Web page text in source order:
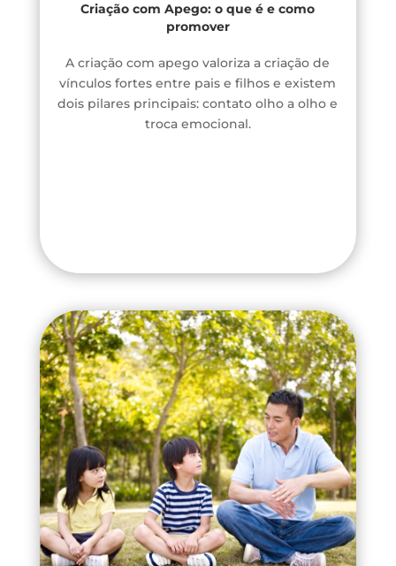
Criação com Apego: o que é e como
promover
A criação com apego valoriza a criação de
vínculos fortes entre pais e filhos e existem
dois pilares principais: contato olho a olho e
troca emocional.